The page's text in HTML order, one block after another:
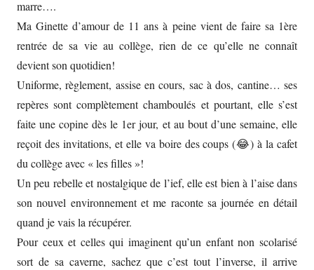
marre….
Ma Ginette d’amour de 11 ans à peine vient de faire sa 1ère
rentrée de sa vie au collège, rien de ce qu’elle ne connaît
devient son quotidien!
Uniforme, règlement, assise en cours, sac à dos, cantine… ses
repères sont complètement chamboulés et pourtant, elle s’est
faite une copine dès le 1er jour, et au bout d’une semaine, elle
reçoit des invitations, et elle va boire des coups (😂) à la cafet
du collège avec « les filles »!
Un peu rebelle et nostalgique de l’ief, elle est bien à l’aise dans
son nouvel environnement et me raconte sa journée en détail
quand je vais la récupérer.
Pour ceux et celles qui imaginent qu’un enfant non scolarisé
sort de sa caverne, sachez que c’est tout l’inverse, il arrive